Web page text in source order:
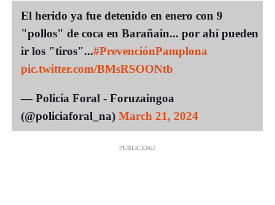
El herido ya fue detenido en enero con 9
"pollos" de coca en Barañain... por ahí pueden
ir los "tiros"...#PrevenciónPamplona
pic.twitter.com/BMsRSOONtb
— Policía Foral - Foruzaingoa
(@policiaforal_na) March 21, 2024